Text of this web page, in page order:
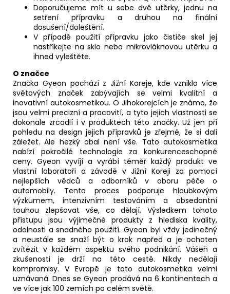
Doporučujeme mít u sebe dvě utěrky, jednu na
setření přípravku a druhou na finální
dosušení/doleštění.
V případě použití přípravku jako čističe skel jej
nastříkejte na sklo nebo mikrovláknovou utěrku a
ihned vyleštěte.
O značce
Značka Gyeon pochází z Jižní Koreje, kde vzniklo více
světových značek zabývajích se velmi kvalitní a
inovativní autokosmetikou. O Jihokorejcích je známo, že
jsou velmi precizní a pracovití, a tyto jejich vlastnosti se
dokonale zrcadlí i v produktech této značky. Už jen při
pohledu na design jejich přípravků je zřejmé, že si dali
záležet. Ale hezký obal není vše. Tato autokosmetika
nabízí pokročilé technologie za konkurenceschopné
ceny. Gyeon vyvíjí a vyrábí téměř každý produkt ve
vlastní laboratoři a závodě v Jižní Koreji za pomocí
nejlepších vědců a odborníků v oboru péče o
automobily. Tento proces podporuje hloubkovým
výzkumem, intenzivním testováním a obsedantní
touhou zlepšovat vše, co dělají. Výsledkem tohoto
přístupu jsou výjimečné produkty z hlediska kvality,
odolnosti a snadného použití. Gyeon byl vždy jedinečný
a neustále se snaží být o krok napřed a je ochoten
zvítězit v každém aspektu svého podnikání. Vášeň a
zkušenosti je drží na této cestě. Nikdy nedělají
kompromisy. V Evropě je tato autokosmetika velmi
uznávaná. Dnes se Gyeon prodává na 6 kontinentech a
ve více jak 100 zemích po celém světě.